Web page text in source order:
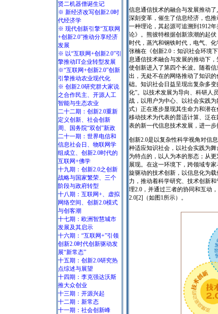
贤二机器僧诞生记
※ 新经济改写创新2.0时
代经济学
※ 现代创新引擎“互联网
+创新2.0”推动分享经济
发展
※ 以“互联网+创新2.0”引
擎推动IT企业转型发展
※“互联网+创新2.0”创新
引擎推动农业现代化
※ 创新2.0研究群大家说
之合作民主、开源人工
智能与生态农业
二十二期：创新2.0重新
定义创新、社会创新
周、国务院“双创”新政
二十一期：世界电信和
信息社会日、物联网学
组成立、创新2.0时代的
互联网+佛学
十九期：创新2.0之创新
战略与国家繁荣、三个
阶段与政府转型
十八期：互联网+、虚拟
网络空间、创新2.0模式
与创客潮
十七期：欧洲智慧城市
发展及其启示
十六期：“互联网+”引领
创新2.0时代创新驱动发
展“新常态”
十五期：创新2.0研究热
点综述与展望
十四期：李克强达沃斯
推大众创业
十三期：开源兴起
十二期：新常态
十一期：社会创新峰
信息通信技术的融合与发展推动
深刻变革，催生了信息经济，也
一种理论，其起源可追溯到1912
论》。熊彼特根据创新浪潮的起
时代，蒸汽和钢铁时代，电气、
张楠在《创新2.0：知识社会环境
息通信技术融合与发展的推动下
使创新进入了第四个长波。随着
出，无处不在的网络推动了知识
础。知识社会日益呈现出复杂多
化”。以技术发展为导向、科研人
战，以用户为中心、以社会实践
式）正在逐步显现其生命力和潜
移动技术为代表的普适计算、泛
表的新一代信息技术发展，进一
创新2.0是以复杂性科学视角对信
种适应知识社会，以社会实践为
为特点的，以人为本的形态；从
展现。在这一环境下，跨领域专
旋驱动的技术创新，以信息化为
力，推动着科学研究、技术创新
理2.0，并通过三者的协同和互动
2.0[2]（如图1所示）。